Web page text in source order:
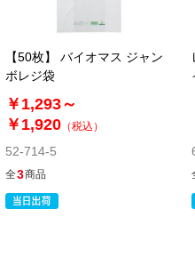
(6). 幅50×高さ90[72]×
税抜 ￥25,650 /単価
￥56.43
￥28,215
08月24日頃の出荷
送料無料
【50枚】 バイオマス ジャン
ボレジ袋
￥1,293～
￥1,920 （税込）
52-714-5
全3商品